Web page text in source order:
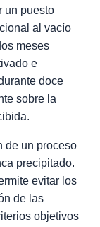
un puesto
al vacío
meses
e
doce
sobre la
de un proceso
precipitado.
evitar los
de las
objetivos